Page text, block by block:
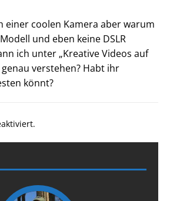
einer coolen Kamera aber warum
und eben keine DSLR
ich unter „Kreative Videos auf
verstehen? Habt ihr
könnt?